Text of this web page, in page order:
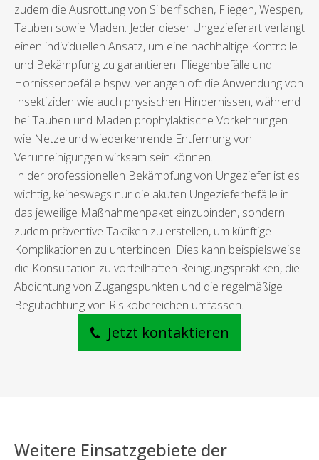
zudem die Ausrottung von Silberfischen, Fliegen, Wespen,
Tauben sowie Maden. Jeder dieser Ungezieferart verlangt
einen individuellen Ansatz, um eine nachhaltige Kontrolle
und Bekämpfung zu garantieren. Fliegenbefälle und
Hornissenbefälle bspw. verlangen oft die Anwendung von
Insektiziden wie auch physischen Hindernissen, während
bei Tauben und Maden prophylaktische Vorkehrungen
wie Netze und wiederkehrende Entfernung von
Verunreinigungen wirksam sein können.
In der professionellen Bekämpfung von Ungeziefer ist es
wichtig, keineswegs nur die akuten Ungezieferbefälle in
das jeweilige Maßnahmenpaket einzubinden, sondern
zudem präventive Taktiken zu erstellen, um künftige
Komplikationen zu unterbinden. Dies kann beispielsweise
die Konsultation zu vorteilhaften Reinigungspraktiken, die
Abdichtung von Zugangspunkten und die regelmäßige
Begutachtung von Risikobereichen umfassen.
Jetzt kontaktieren
Weitere Einsatzgebiete der